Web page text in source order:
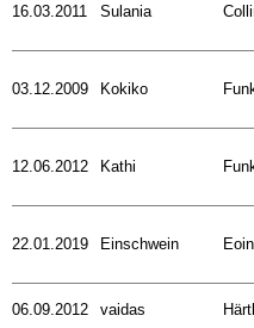
16.03.2011 Sulania
03.12.2009 Kokiko
12.06.2012 Kathi
22.01.2019 Einschwein
06.09.2012 vaidas